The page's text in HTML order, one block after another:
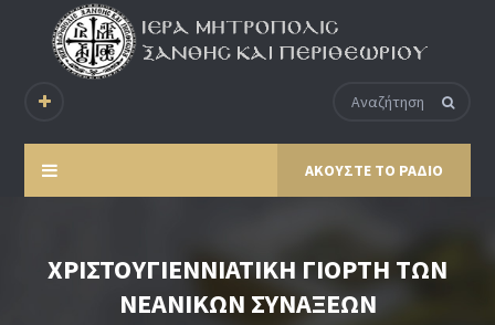
ΑΚΟΥΣΤΕ ΤΟ ΡΑΔΙΟ
ΧΡΙΣΤΟΥΓΙΕΝΝΙΑΤΙΚΗ ΓΙΟΡΤΗ ΤΩΝ
ΝΕΑΝΙΚΩΝ ΣΥΝΑΞΕΩΝ